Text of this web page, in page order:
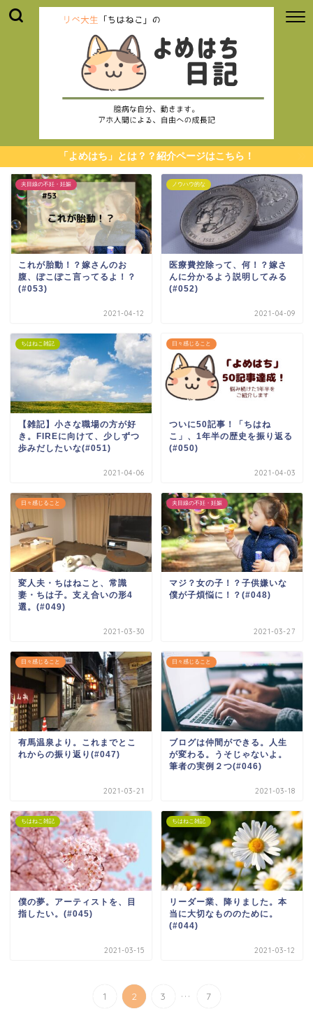
「よめはち」とは？？紹介ページはこちら！
夫目線の不妊・妊娠
これが胎動！？嫁さんのお
腹、ぽこぽこ言ってるよ！？
(#053)
2021-04-12
ノウハウ的な
医療費控除って、何！？嫁さ
んに分かるよう説明してみる
(#052)
2021-04-09
ちはねこ雑記
【雑記】小さな職場の方が好
き。FIREに向けて、少しずつ
歩みだしたいな(#051)
2021-04-06
日々感じること
ついに50記事！「ちはね
こ」、1年半の歴史を振り返る
(#050)
2021-04-03
日々感じること
変人夫・ちはねこと、常識
妻・ちは子。支え合いの形4
選。(#049)
2021-03-30
夫目線の不妊・妊娠
マジ？女の子！？子供嫌いな
僕が子煩悩に！？(#048)
2021-03-27
日々感じること
有馬温泉より。これまでとこ
れからの振り返り(#047)
2021-03-21
日々感じること
ブログは仲間ができる。人生
が変わる。うそじゃないよ。
筆者の実例２つ(#046)
2021-03-18
ちはねこ雑記
僕の夢。アーティストを、目
指したい。(#045)
2021-03-15
ちはねこ雑記
リーダー業、降りました。本
当に大切なもののために。
(#044)
2021-03-12
1 2 3 ... 7